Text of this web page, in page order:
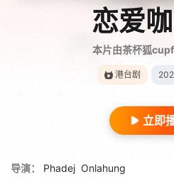
恋爱
本片由茶杯狐
港台剧
立即
导演： Phadej Onlahung